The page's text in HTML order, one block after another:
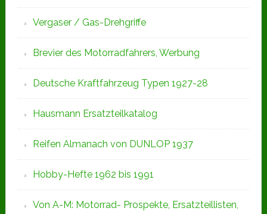
Vergaser / Gas-Drehgriffe
Brevier des Motorradfahrers, Werbung
Deutsche Kraftfahrzeug Typen 1927-28
Hausmann Ersatzteilkatalog
Reifen Almanach von DUNLOP 1937
Hobby-Hefte 1962 bis 1991
Von A-M: Motorrad- Prospekte, Ersatzteillisten,